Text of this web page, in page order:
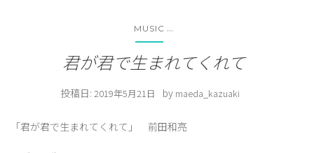
MUSIC ...
君が君で生まれてくれて
投稿日: 2019年5月21日 by maeda_kazuaki
「君が君で生まれてくれて」 前田和亮